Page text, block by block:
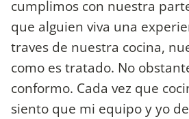
cumplimos con nuestra
que alguien viva una
traves de nuestra cocina,
como es tratado. No
conformo. Cada vez que
siento que mi equipo y yo